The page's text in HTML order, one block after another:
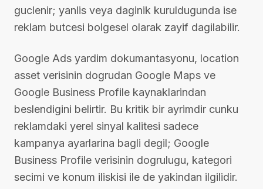
guclenir; yanlis veya daginik kuruldugunda ise
reklam butcesi bolgesel olarak zayif dagilabilir.
Google Ads yardim dokumantasyonu, location
asset verisinin dogrudan Google Maps ve
Google Business Profile kaynaklarindan
beslendigini belirtir. Bu kritik bir ayrimdir cunku
reklamdaki yerel sinyal kalitesi sadece
kampanya ayarlarina bagli degil; Google
Business Profile verisinin dogrulugu, kategori
secimi ve konum iliskisi ile de yakindan ilgilidir.